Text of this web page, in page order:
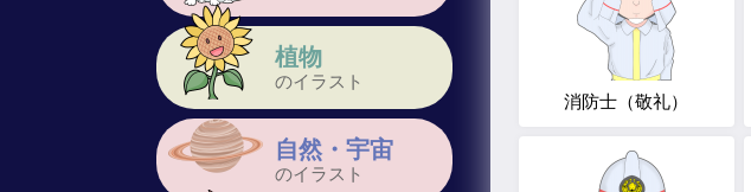
植物
のイラスト
自然・宇宙
のイラスト
消防士（敬礼）